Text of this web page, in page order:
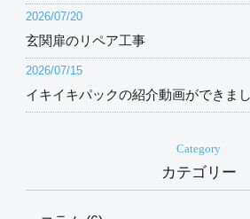
2026/07/20
玄関扉のリペア工事
2026/07/15
イキイキパックの紹介動画ができまし
Category
カテゴリー